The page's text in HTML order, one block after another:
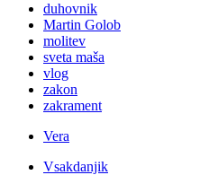
duhovnik
Martin Golob
molitev
sveta maša
vlog
zakon
zakrament
Vera
Vsakdanjik